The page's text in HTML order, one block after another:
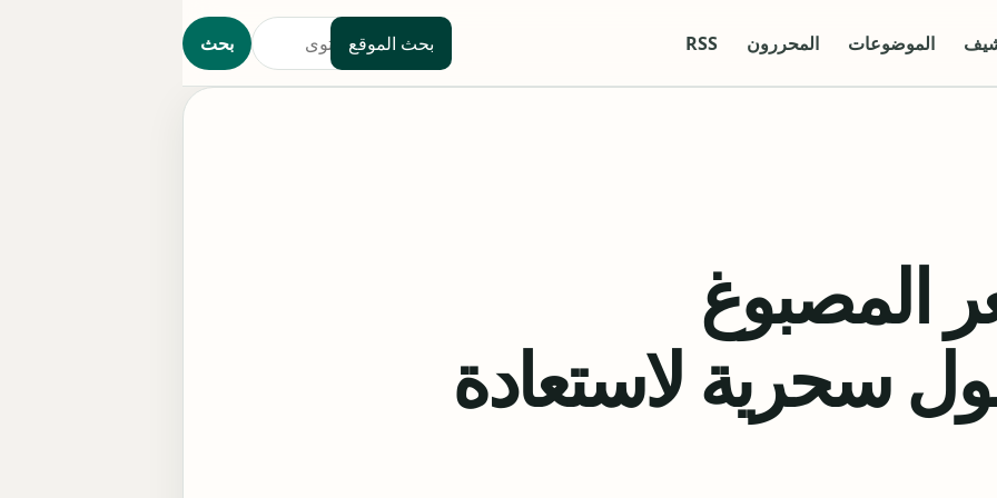
الموضوعات المحررون RSS بحث الموقع بحث
المصبوغ
7 حلول سحرية لاستعادة